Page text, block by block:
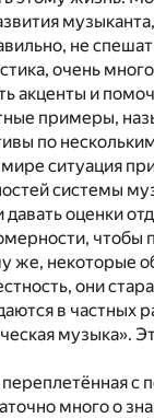
не спешат
очень
акценты и
примеры,
по
ситуация
системы
давать оценки
чтобы
же, некоторые
они
в частных
музыка».
с
много о